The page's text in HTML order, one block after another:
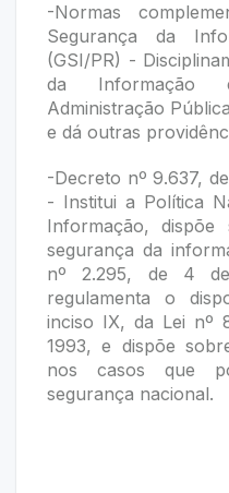
-Normas
Segurança da
(GSI/PR) -
da Informação
Administração
e dá outras
-Decreto nº 9.637,
- Institui a Política
Informação,
segurança da
nº 2.295, de 4
regulamenta o
inciso IX, da Lei nº
1993, e dispõe
nos casos que
segurança nacional.